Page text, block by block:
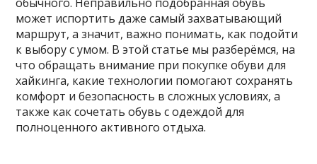
может испортить даже самый захватывающий
маршрут, а значит, важно понимать, как подойти
к выбору с умом. В этой статье мы разберёмся, на
что обращать внимание при покупке обуви для
хайкинга, какие технологии помогают сохранять
комфорт и безопасность в сложных условиях, а
также как сочетать обувь с одеждой для
полноценного активного отдыха.